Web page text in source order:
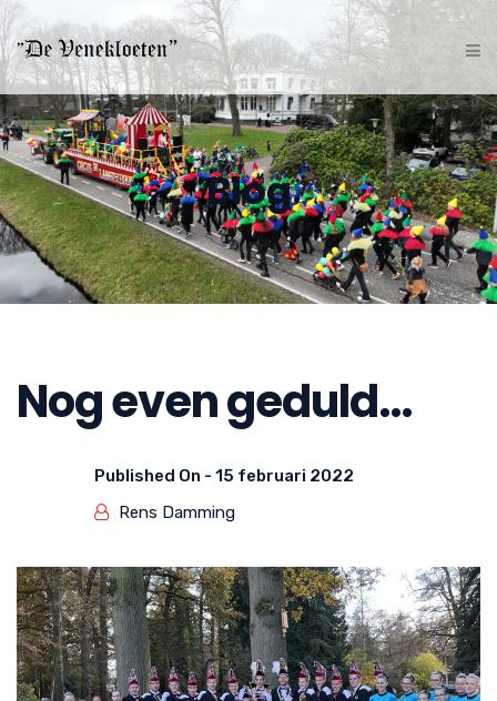
Blog
Nog even geduld…
Published On - 15 februari 2022
Rens Damming